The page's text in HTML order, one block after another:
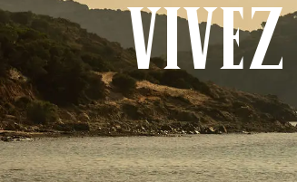
Vivez